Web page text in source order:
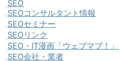
SEO
SEOコンサルタント情報
SEOセミナー
SEOリンク
SEO・IT漫画「ウェブマブ！」
SEO会社・業者